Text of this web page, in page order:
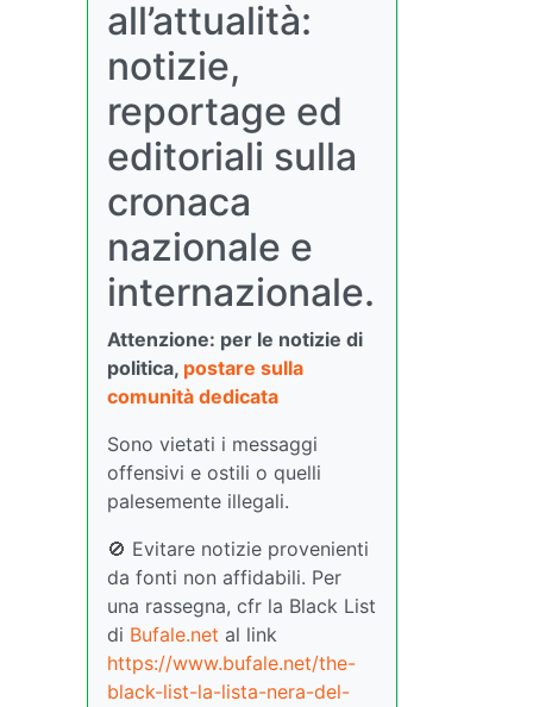
all’attualità:
notizie,
reportage ed
editoriali sulla
cronaca
nazionale e
internazionale.
Attenzione: per le notizie di
politica, postare sulla
comunità dedicata
Sono vietati i messaggi
offensivi e ostili o quelli
palesemente illegali.
🚫 Evitare notizie provenienti
da fonti non affidabili. Per
una rassegna, cfr la Black List
di Bufale.net al link
https://www.bufale.net/the-
black-list-la-lista-nera-del-